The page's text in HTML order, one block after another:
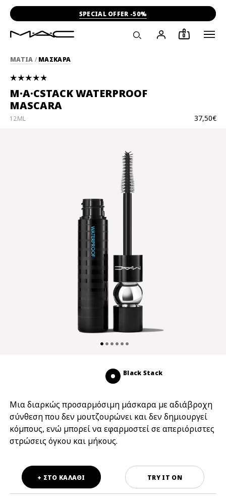
SPECIAL OFFER -50%
0
ΜΑΤΙΑ / ΜΑΣΚΑΡΑ
M·A·CSTACK WATERPROOF
MASCARA
37,50€
12ML
Μια διαρκώς προσαρμόσιμη μάσκαρα με αδιάβροχη
σύνθεση που δεν μουτζουρώνει και δεν δημιουργεί
κόμπους, ενώ μπορεί να εφαρμοστεί σε απεριόριστες
στρώσεις όγκου και μήκους.
Black Stack
TRY IT ON
+ ΣΤΟ ΚΑΛΑΘΙ